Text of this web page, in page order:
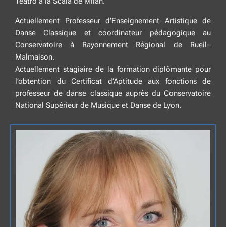
Actuellement Professeur d’Enseignement Artistique de
Danse Classique et coordinateur pédagogique au
Conservatoire à Rayonnement Régional de Rueil–
Malmaison.
Actuellement stagiaire de la formation diplômante pour
l’obtention du Certificat d’Aptitude aux fonctions de
professeur de danse classique auprès du Conservatoire
National Supérieur de Musique et Danse de Lyon.